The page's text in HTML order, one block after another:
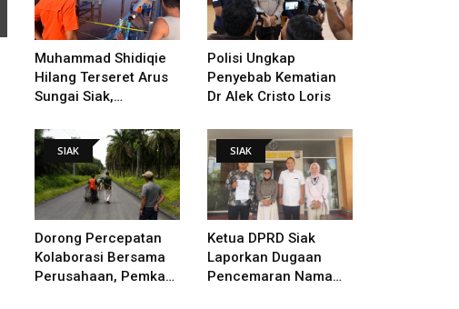
Muhammad Shidiqie
Hilang Terseret Arus
Sungai Siak,
Dilakukan
Polisi Ungkap
Penyebab Kematian
Dr Alek Cristo Loris
SIAK
Dorong Percepatan
Kolaborasi Bersama
Perusahaan, Pemkab
SIAK
Ketua DPRD Siak
Laporkan Dugaan
Pencemaran Nama